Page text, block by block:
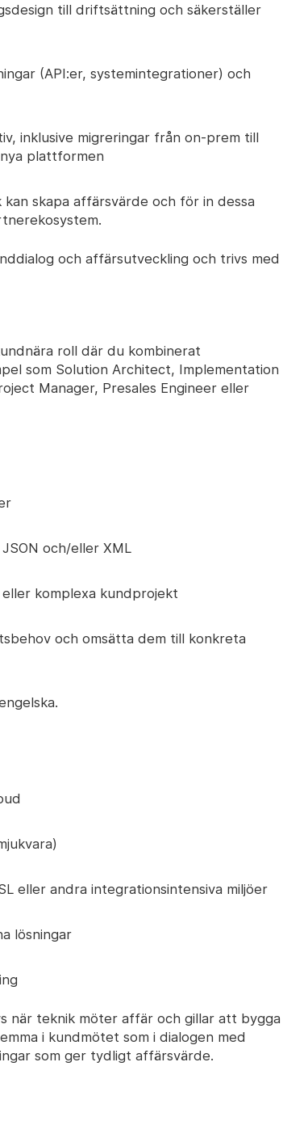
till driftsättning och säkerställer
(API:er, systemintegrationer) och
inklusive migreringar från on-prem till
plattformen
skapa affärsvärde och för in dessa
och affärsutveckling och trivs med
roll där du kombinerat
som Solution Architect, Implementation
Manager, Presales Engineer eller
och/eller XML
komplexa kundprojekt
och omsätta dem till konkreta
eller andra integrationsintensiva miljöer
lösningar
när teknik möter affär och gillar att bygga
i kundmötet som i dialogen med
som ger tydligt affärsvärde.